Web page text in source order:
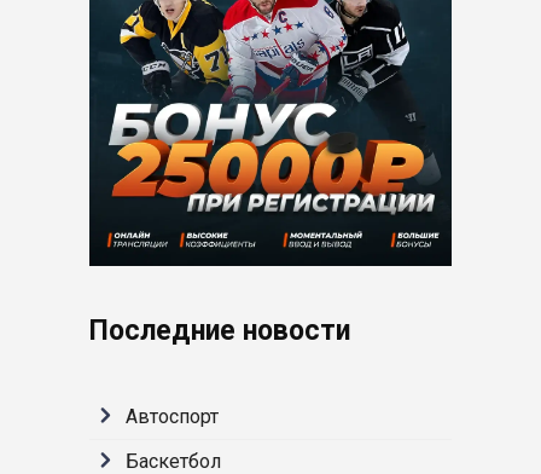
Последние новости
Автоспорт
Баскетбол